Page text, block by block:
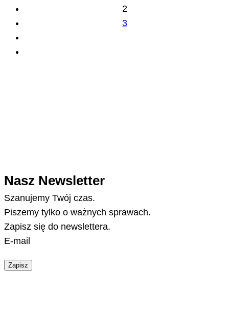
2
3
Nasz Newsletter
Szanujemy Twój czas.
Piszemy tylko o ważnych sprawach.
Zapisz się do newslettera.
E-mail
Zapisz